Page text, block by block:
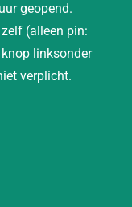
geopend.
(alleen pin:
linksonder
verplicht.